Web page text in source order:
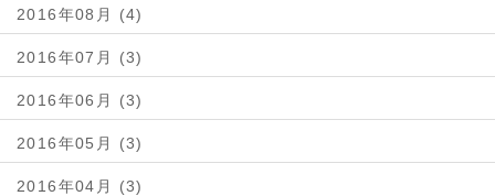
2016年08月 (4)
2016年07月 (3)
2016年06月 (3)
2016年05月 (3)
2016年04月 (3)